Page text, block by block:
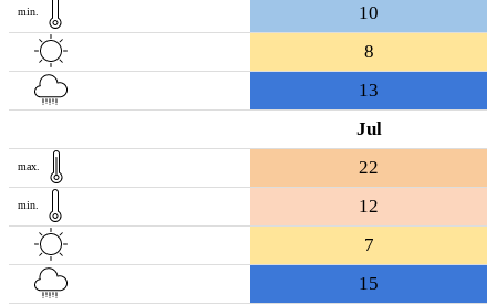
min.
10
8
13
Jul
max. 22
min.
12
7
15